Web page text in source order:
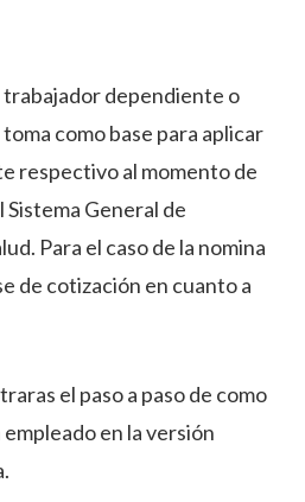
trabajador dependiente o
como base para aplicar
respectivo al momento de
General de
Para el caso de la nomina
de cotización en cuanto a
el paso a paso de como
en la versión